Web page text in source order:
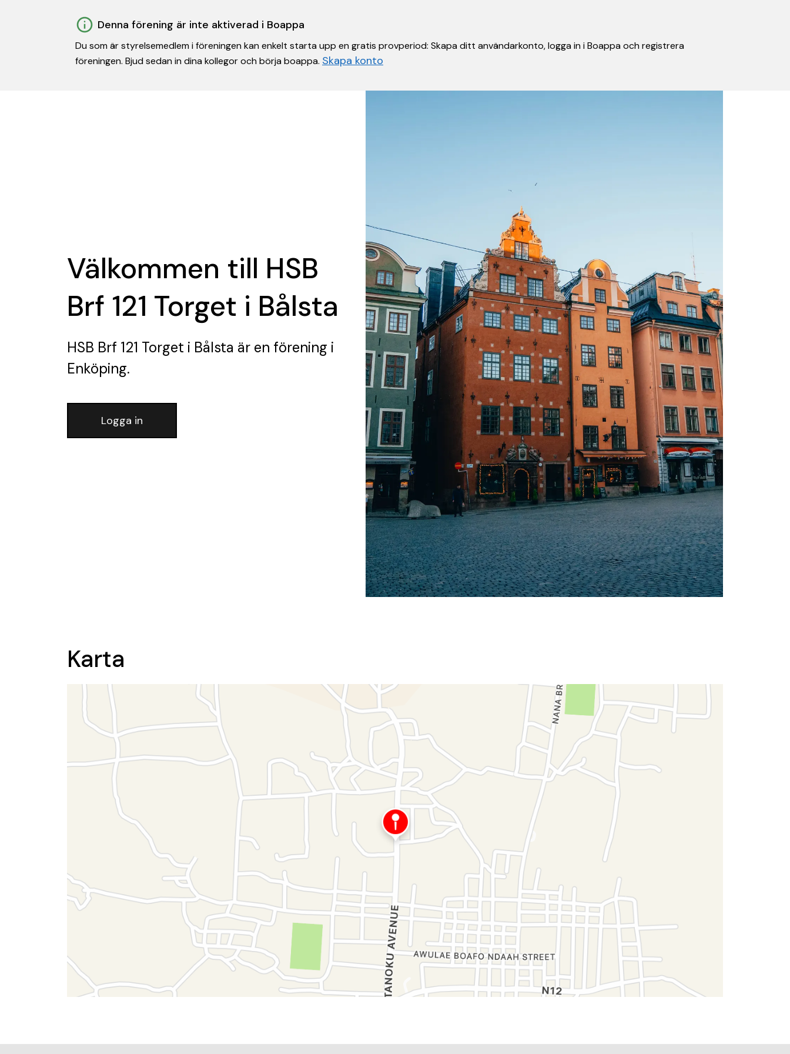
Denna förening är inte aktiverad i Boappa
Du som är styrelsemedlem i föreningen kan enkelt starta upp en gratis provperiod: Skapa ditt användarkonto, logga in i Boappa och registrera
föreningen. Bjud sedan in dina kollegor och börja boappa. Skapa konto
Välkommen till HSB
Brf 121 Torget i Bålsta
HSB Brf 121 Torget i Bålsta är en förening i
Enköping.
Logga in
Karta